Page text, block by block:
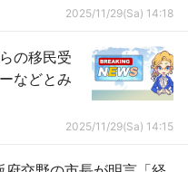
2025/11/29(Sa) 14:18
の移民受
などとみ
2025/11/29(Sa) 14:15